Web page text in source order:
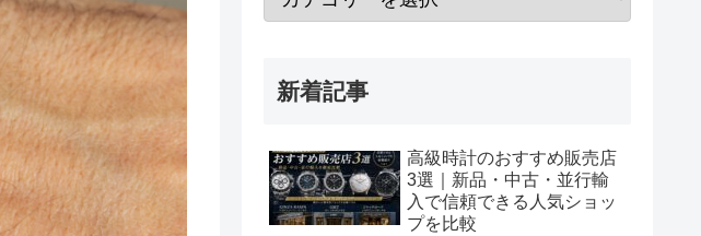
新着記事
高級時計のおすすめ販売店
3選｜新品・中古・並行輸
入で信頼できる人気ショッ
プを比較